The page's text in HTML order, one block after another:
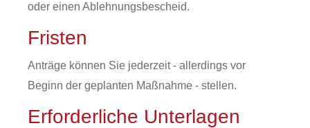
oder einen Ablehnungsbescheid.
Fristen
Anträge können Sie jederzeit - allerdings vor
Beginn der geplanten Maßnahme - stellen.
Erforderliche Unterlagen